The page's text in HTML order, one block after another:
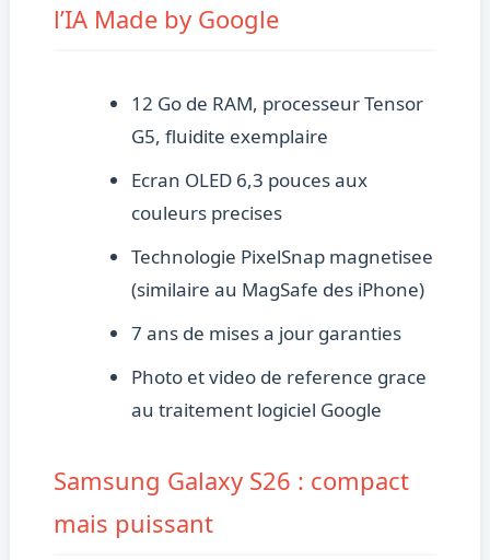
l’IA Made by Google
12 Go de RAM, processeur Tensor
G5, fluidite exemplaire
Ecran OLED 6,3 pouces aux
couleurs precises
Technologie PixelSnap magnetisee
(similaire au MagSafe des iPhone)
7 ans de mises a jour garanties
Photo et video de reference grace
au traitement logiciel Google
Samsung Galaxy S26 : compact
mais puissant